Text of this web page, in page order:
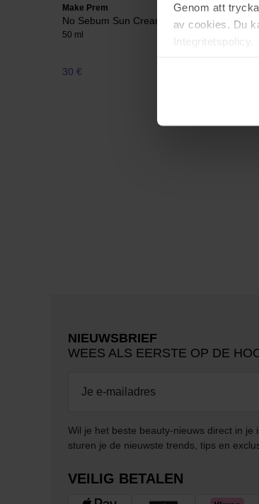
Genom att
av cookies. Du
Integritetspolicy.
Make Prem
No Sebum Sun Cream
50 ml
30 €
NIEUWSBRIEF
WEES ALS EERSTE OP DE
Wil je het beste beauty-nieuws direct in je
sturen je de nieuwste trends, tips en
VEILIG BETALEN